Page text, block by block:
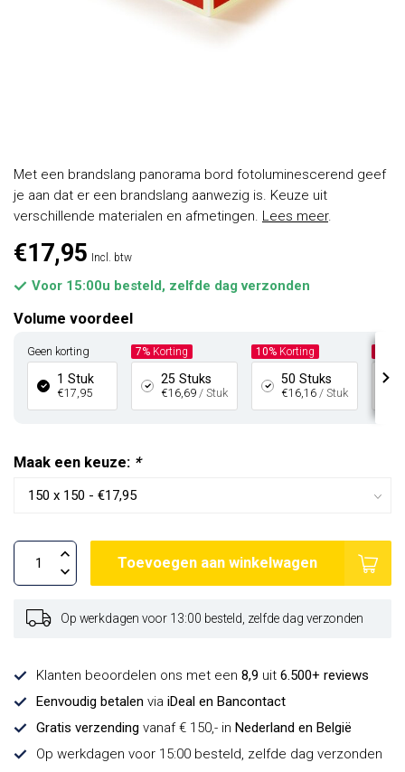
Met een brandslang panorama bord fotoluminescerend geef
je aan dat er een brandslang aanwezig is. Keuze uit
verschillende materialen en afmetingen. Lees meer.
€17,95 Incl. btw
Voor 15:00u besteld, zelfde dag verzonden
Volume voordeel
Geen korting
1 Stuk
€17,95
7% Korting
25 Stuks
€16,69 / Stuk
10% Korting
50 Stuks
€16,16 / Stuk
Maak een keuze: *
Toevoegen aan winkelwagen
Op werkdagen voor 13:00 besteld, zelfde dag verzonden
Klanten beoordelen ons met een 8,9 uit 6.500+ reviews
Eenvoudig betalen via iDeal en Bancontact
Gratis verzending vanaf € 150,- in Nederland en België
Op werkdagen voor 15:00 besteld, zelfde dag verzonden